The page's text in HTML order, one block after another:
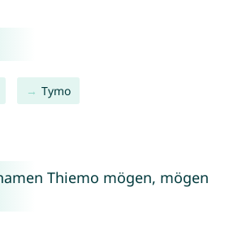
Tymo
Thiemo mögen, mögen